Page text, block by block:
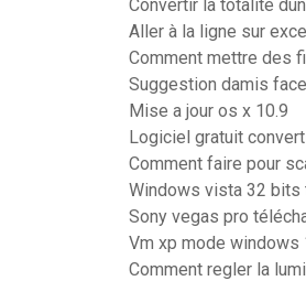
Convertir la totalité
Aller à la ligne sur
Comment mettre des
Suggestion damis
Mise a jour os x 10.9
Logiciel gratuit
Comment faire pour
Windows vista 32 bits
Sony vegas pro
Vm xp mode windows
Comment regler la